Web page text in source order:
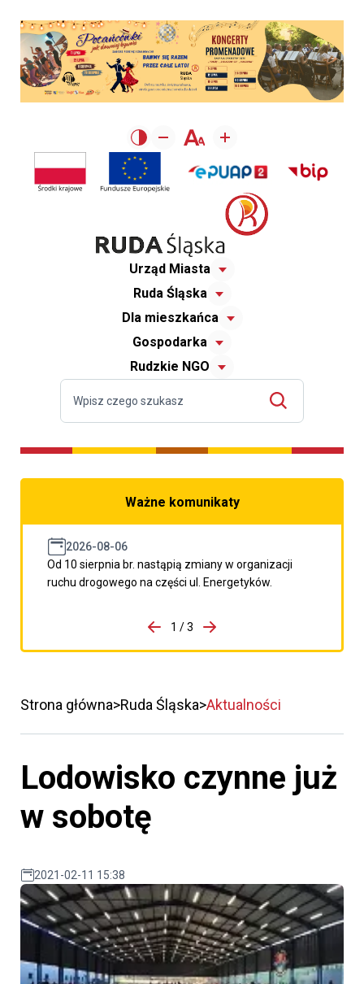
Urząd Miasta
Ruda Śląska
Dla mieszkańca
Gospodarka
Rudzkie NGO
Ważne komunikaty
2026-08-06
Od 10 sierpnia br. nastąpią zmiany w organizacji
ruchu drogowego na części ul. Energetyków.
porzpedniego komunikatu
1 / 3
Przejdź do następnego
Strona główna Ruda Śląska Aktualności
Lodowisko czynne już
w sobotę
2021-02-11 15:38